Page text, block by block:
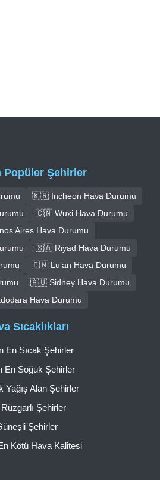
Popüler Şehirler
🇰🇷 İncheon Hava Durumu
🇨🇳 Wuxi Hava Durumu
Aires Hava Durumu
🇸🇦 Riyad Hava Durumu
🇨🇳 Lu’an Hava Durumu
🇦🇺 Sidney Hava Durumu
Hava Durumu
Sıcaklıkları
En Sıcak Şehirler
En Soğuk Şehirler
Yağış Alan Şehirler
Şehirler
Şehirler
Kötü Hava Kalitesi